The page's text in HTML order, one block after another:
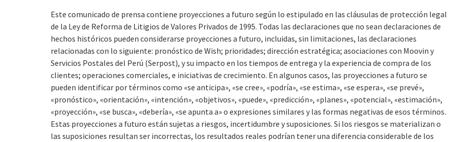
Este comunicado de prensa contiene proyecciones a futuro según lo estipulado en las cláusulas de protección legal
de la Ley de Reforma de Litigios de Valores Privados de 1995. Todas las declaraciones que no sean declaraciones de
hechos históricos pueden considerarse proyecciones a futuro, incluidas, sin limitaciones, las declaraciones
relacionadas con lo siguiente: pronóstico de Wish; prioridades; dirección estratégica; asociaciones con Moovin y
Servicios Postales del Perú (Serpost), y su impacto en los tiempos de entrega y la experiencia de compra de los
clientes; operaciones comerciales, e iniciativas de crecimiento. En algunos casos, las proyecciones a futuro se
pueden identificar por términos como «se anticipa», «se cree», «podría», «se estima», «se espera», «se prevé»,
«pronóstico», «orientación», «intención», «objetivos», «puede», «predicción», «planes», «potencial», «estimación»,
«proyección», «se busca», «debería», «se apunta a» o expresiones similares y las formas negativas de esos términos.
Estas proyecciones a futuro están sujetas a riesgos, incertidumbre y suposiciones. Si los riesgos se materializan o
las suposiciones resultan ser incorrectas, los resultados reales podrían tener una diferencia considerable de los